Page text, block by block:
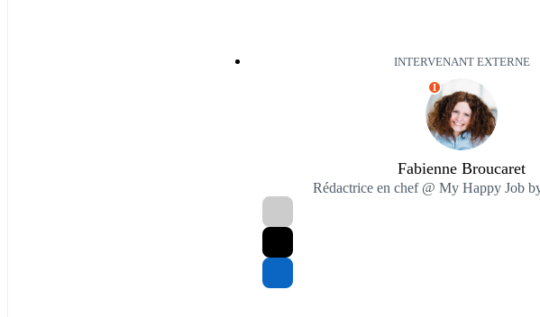
INTERVENANT EXTERNE
I
Fabienne Broucaret
Rédactrice en chef @ My Happy Job